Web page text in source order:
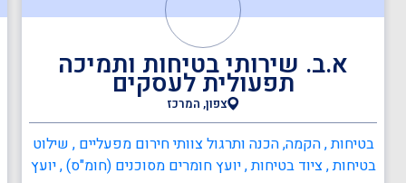
א.ב. שירותי בטיחות ותמיכה
תפעולית לעסקים
צפון, המרכז
בטיחות , הקמה, הכנה ותרגול צוותי חירום מפעליים , שילוט
בטיחות , ציוד בטיחות , יועץ חומרים מסוכנים (חומ"ס) , יועץ